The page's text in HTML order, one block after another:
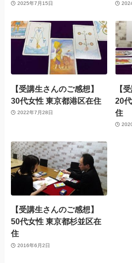
2025年7月15日
【受講生さんのご感想】
30代女性 東京都港区在住
2022年7月28日
【
20
住
【受講生さんのご感想】
50代女性 東京都杉並区在
住
2016年6月2日